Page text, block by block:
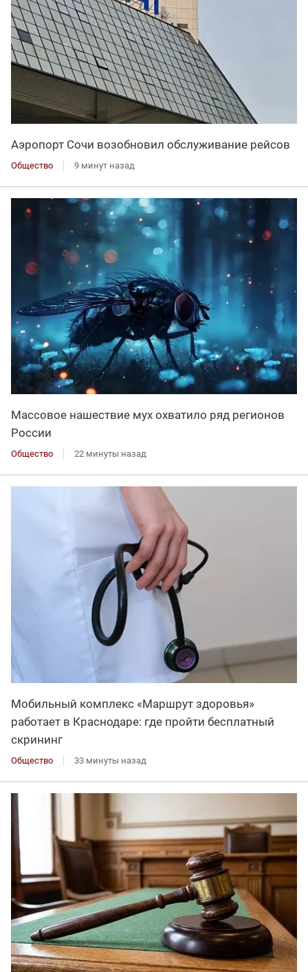
Аэропорт Сочи возобновил обслуживание рейсов
Общество 9 минут назад
Массовое нашествие мух охватило ряд регионов
России
Общество 22 минуты назад
Мобильный комплекс «Маршрут здоровья»
работает в Краснодаре: где пройти бесплатный
скрининг
Общество 33 минуты назад